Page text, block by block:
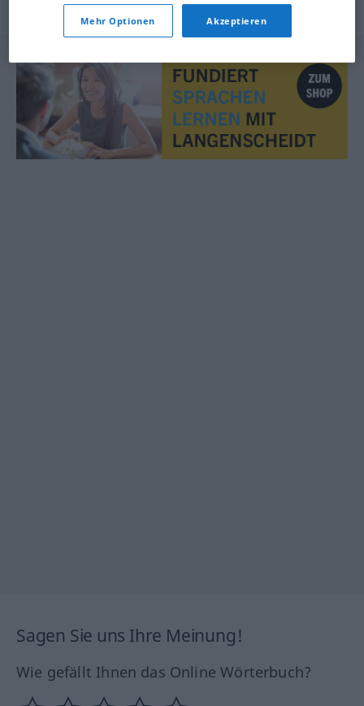
© OpenThesaurus.de
Sagen Sie uns Ihre Meinung!
Wie gefällt Ihnen das Online Wörterbuch?
Mehr Optionen Akzeptieren